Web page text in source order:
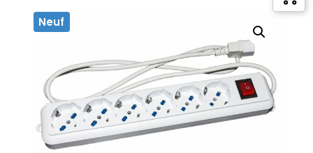
Neuf